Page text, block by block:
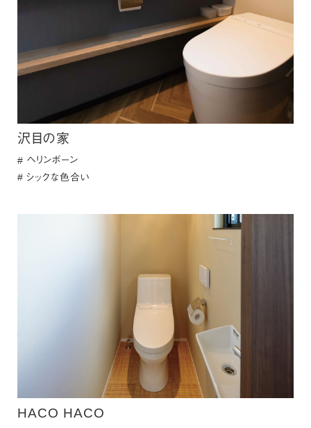
沢目の家
ヘリンボーン
シックな色合い
HACO HACO